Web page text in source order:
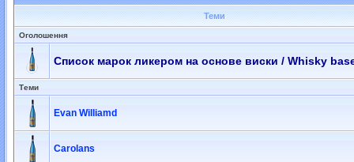
Теми
Оголошення
Список марок ликером на основе виски / Whisky
Теми
Evan Williamd
Carolans